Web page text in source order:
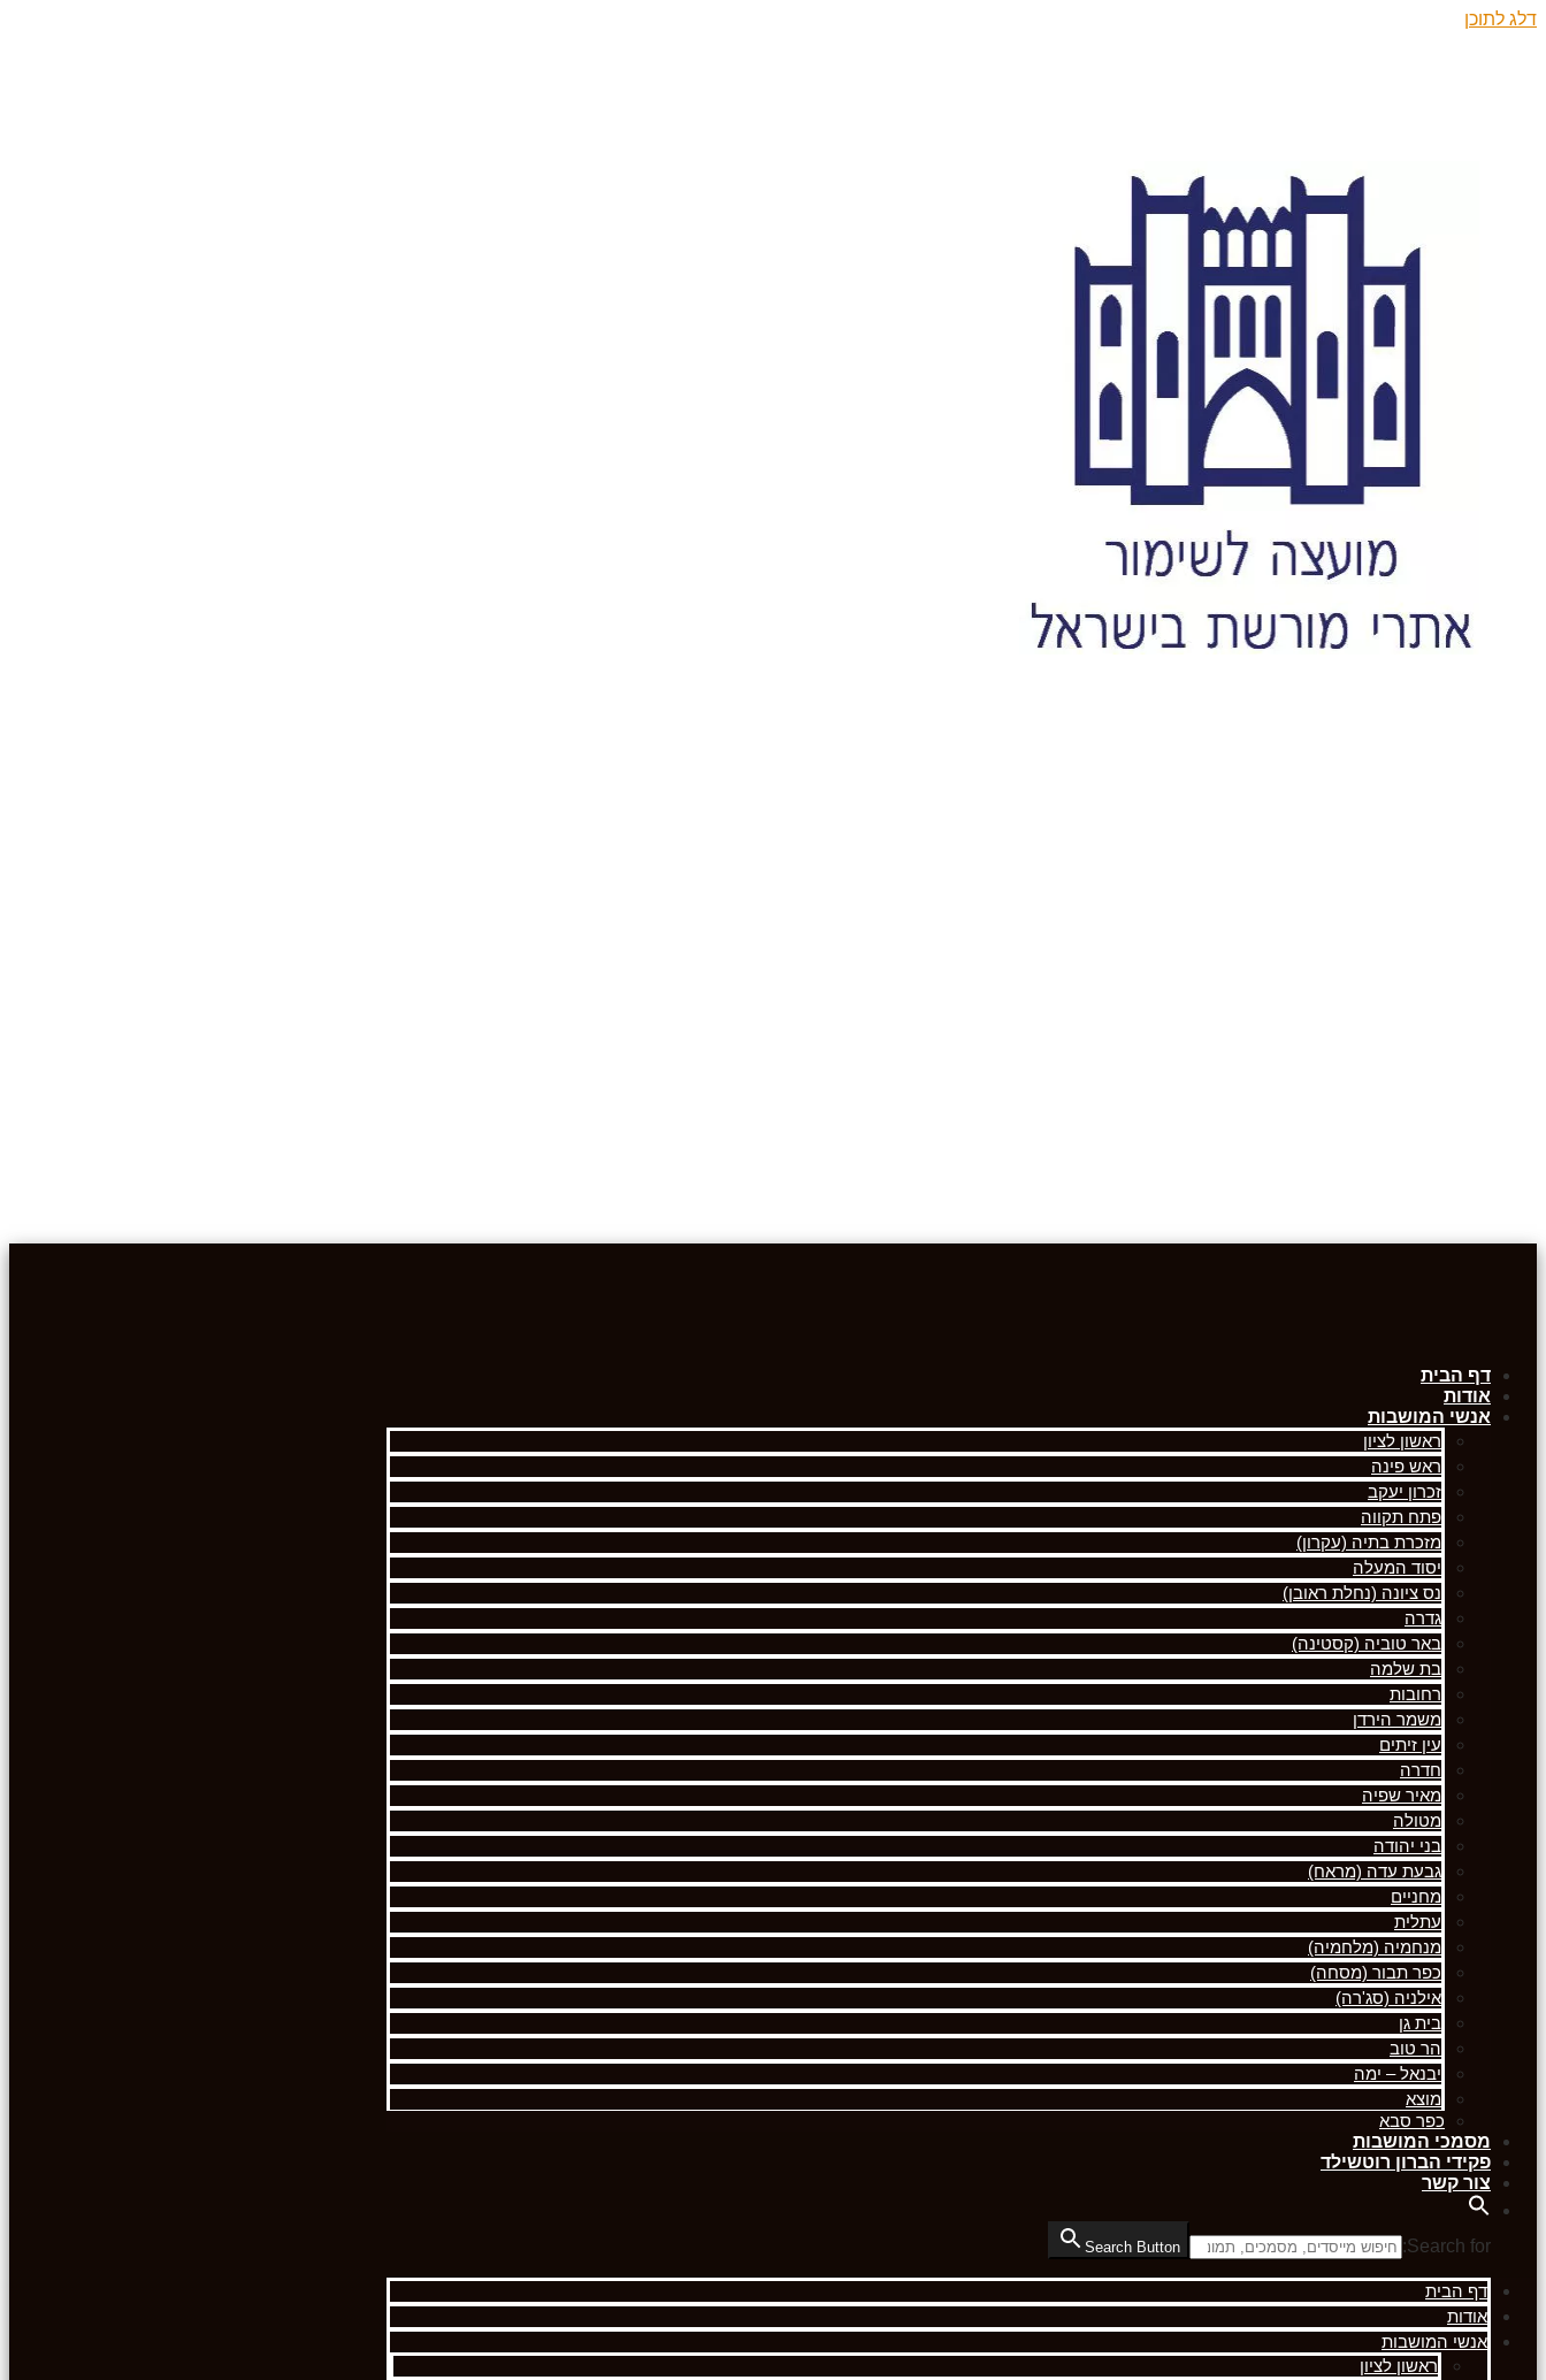
דלג לתוכן
דף הבית
אודות
אנשי המושבות
ראשון לציון
ראש פינה
זכרון יעקב
פתח תקווה
מזכרת בתיה (עקרון)
יסוד המעלה
נס ציונה (נחלת ראובן)
גדרה
באר טוביה (קסטינה)
בת שלמה
רחובות
משמר הירדן
עין זיתים
חדרה
מאיר שפיה
מטולה
בני יהודה
גבעת עדה (מראח)
מחניים
עתלית
מנחמיה (מלחמיה)
כפר תבור (מסחה)
אילניה (סג'רה)
בית גן
הר טוב
יבנאל – ימה
מוצא
כפר סבא
מסמכי המושבות
פקידי הברון רוטשילד
צור קשר
Search for:
Search Button
דף הבית
אודות
אנשי המושבות
ראשון לציון